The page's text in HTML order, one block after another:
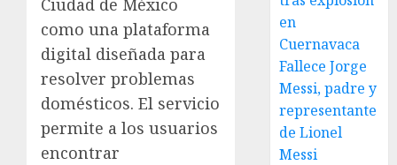
Ciudad de México
como una plataforma
digital diseñada para
resolver problemas
domésticos. El servicio
permite a los usuarios
encontrar
en
Cuernavaca
Fallece Jorge
Messi, padre y
representante
de Lionel
Messi